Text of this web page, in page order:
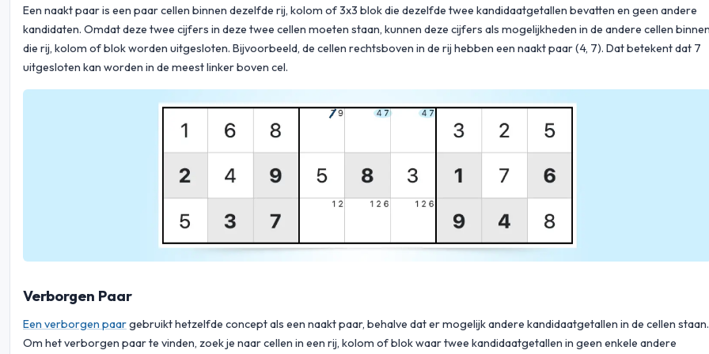
Een naakt paar is een paar cellen binnen dezelfde rij, kolom of 3x3 blok die dezelfde twee kandidaatgetallen bevatten en geen andere
kandidaten. Omdat deze twee cijfers in deze twee cellen moeten staan, kunnen deze cijfers als mogelijkheden in de andere cellen
die rij, kolom of blok worden uitgesloten. Bijvoorbeeld, de cellen rechtsboven in de rij hebben een naakt paar (4, 7). Dat betekent dat 7
uitgesloten kan worden in de meest linker boven cel.
Verborgen Paar
Een verborgen paargebruikt hetzelfde concept als een naakt paar, behalve dat er mogelijk andere kandidaatgetallen in de cellen staan.
Om het verborgen paar te vinden, zoek je naar cellen in een rij, kolom of blok waar twee kandidaatgetallen in geen enkele andere